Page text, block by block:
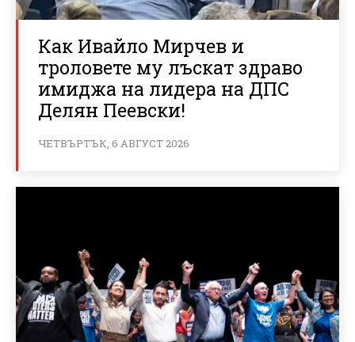
Как Ивайло Мирчев и
троловете му лъскат здраво
имиджа на лидера на ДПС
Делян Пеевски!
ЧЕТВЪРТЪК, 6 АВГУСТ 2026